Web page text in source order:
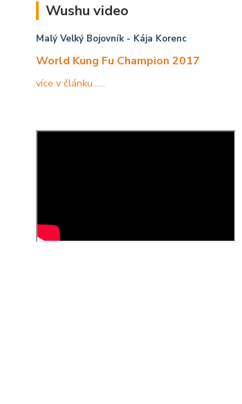
Wushu video
Malý Velký Bojovník- Kája Korenc
World Kung Fu Champion 2017
více v článku......